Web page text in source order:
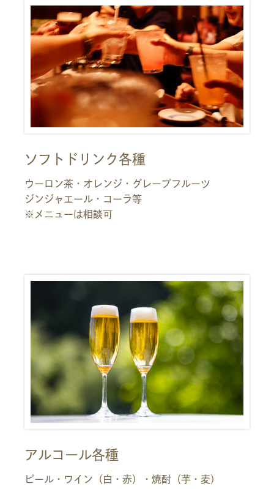
ソフトドリンク各種
ウーロン茶・オレンジ・グレープフルーツ
ジンジャエール・コーラ等
※メニューは相談可
アルコール各種
ビール・ワイン（白・赤）・焼酎（芋・麦）